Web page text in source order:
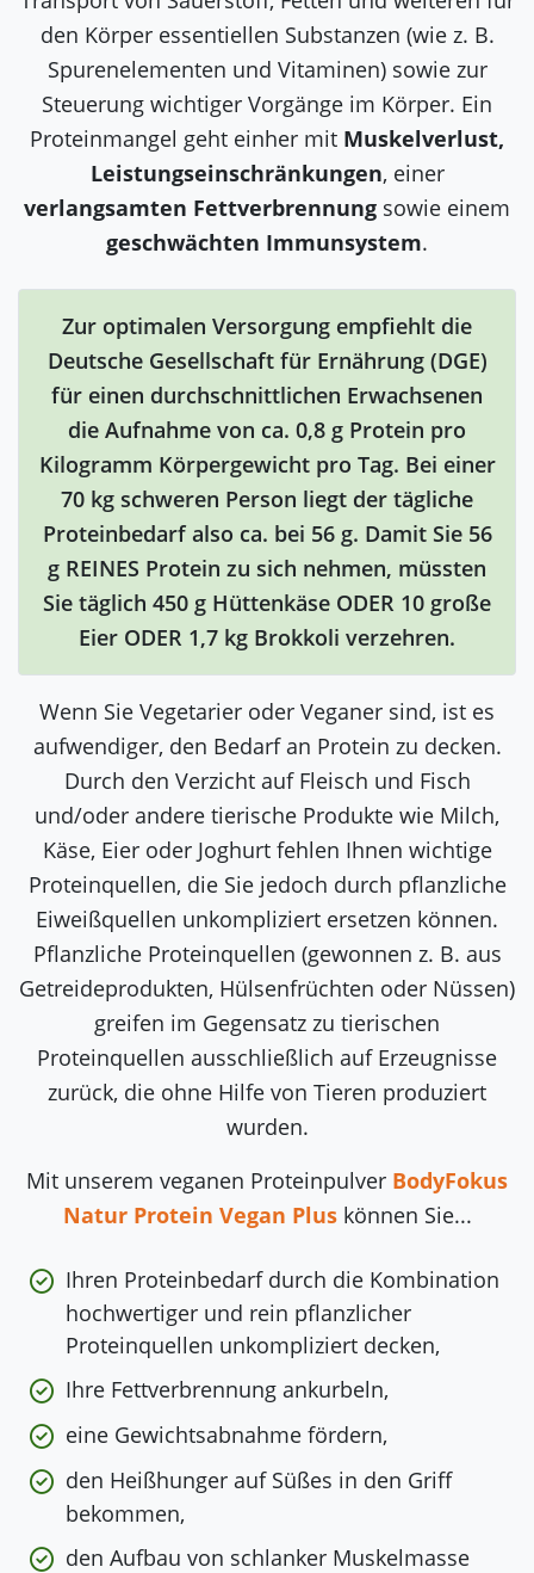
den Körper essentiellen Substanzen (wie z. B.
Spurenelementen und Vitaminen) sowie zur
Steuerung wichtiger Vorgänge im Körper. Ein
Proteinmangel geht einher mit Muskelverlust,
Leistungseinschränkungen, einer
verlangsamten Fettverbrennung sowie einem
geschwächten Immunsystem.
Zur optimalen Versorgung empfiehlt die
Deutsche Gesellschaft für Ernährung (DGE)
für einen durchschnittlichen Erwachsenen
die Aufnahme von ca. 0,8 g Protein pro
Kilogramm Körpergewicht pro Tag. Bei einer
70 kg schweren Person liegt der tägliche
Proteinbedarf also ca. bei 56 g. Damit Sie 56
g REINES Protein zu sich nehmen, müssten
Sie täglich 450 g Hüttenkäse ODER 10 große
Eier ODER 1,7 kg Brokkoli verzehren.
Wenn Sie Vegetarier oder Veganer sind, ist es
aufwendiger, den Bedarf an Protein zu decken.
Durch den Verzicht auf Fleisch und Fisch
und/oder andere tierische Produkte wie Milch,
Käse, Eier oder Joghurt fehlen Ihnen wichtige
Proteinquellen, die Sie jedoch durch pflanzliche
Eiweißquellen unkompliziert ersetzen können.
Pflanzliche Proteinquellen (gewonnen z. B. aus
Getreideprodukten, Hülsenfrüchten oder Nüssen)
greifen im Gegensatz zu tierischen
Proteinquellen ausschließlich auf Erzeugnisse
zurück, die ohne Hilfe von Tieren produziert
wurden.
Mit unserem veganen Proteinpulver BodyFokus
Natur Protein Vegan Pluskönnen Sie...
Ihren Proteinbedarf durch die Kombination
hochwertiger und rein pflanzlicher
Proteinquellen unkompliziert decken,
Ihre Fettverbrennung ankurbeln,
eine Gewichtsabnahme fördern,
den Heißhunger auf Süßes in den Griff
bekommen,
den Aufbau von schlanker Muskelmasse